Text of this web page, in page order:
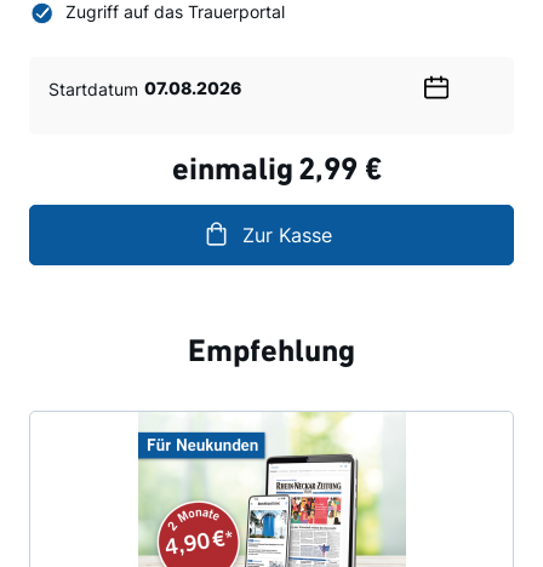
Zugriff auf das Trauerportal
Startdatum
einmalig 2,99 €
Zur Kasse
Empfehlung